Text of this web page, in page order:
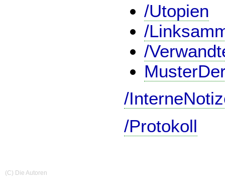
/Utopien
/
/
/
/Protokoll
(C) Die Autoren